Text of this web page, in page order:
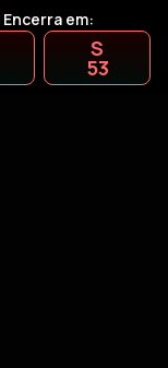
Encerra em:
S
52